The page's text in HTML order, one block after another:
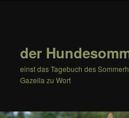
der
einst das Tagebuch des
Gazella zu Wort